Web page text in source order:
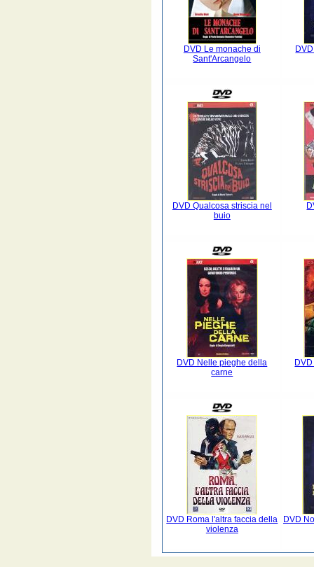
DVD Le monache di
Sant'Arcangelo
DVD Qualcosa striscia nel
buio
DVD Nelle pieghe della
carne
DVD Roma l'altra faccia della
violenza
DVD